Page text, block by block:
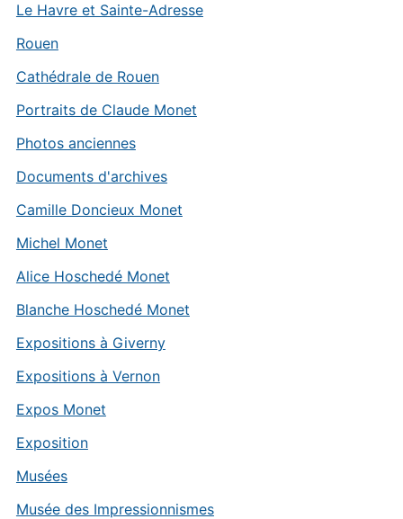
Le Havre et Sainte-Adresse
Rouen
Cathédrale de Rouen
Portraits de Claude Monet
Photos anciennes
Documents d'archives
Camille Doncieux Monet
Michel Monet
Alice Hoschedé Monet
Blanche Hoschedé Monet
Expositions à Giverny
Expositions à Vernon
Expos Monet
Exposition
Musées
Musée des Impressionnismes